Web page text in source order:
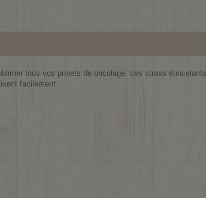
tous vos projets de bricolage, ces strass
facilement.